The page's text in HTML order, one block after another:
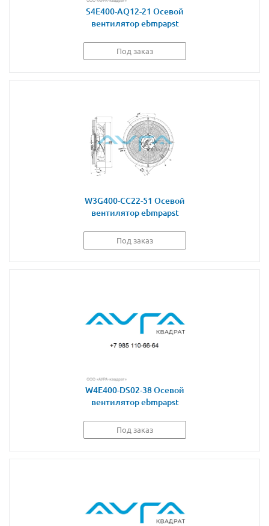
S4E400-AQ12-21 Осевой
вентилятор ebmpapst
Под заказ
W3G400-CC22-51 Осевой
вентилятор ebmpapst
Под заказ
W4E400-DS02-38 Осевой
вентилятор ebmpapst
Под заказ